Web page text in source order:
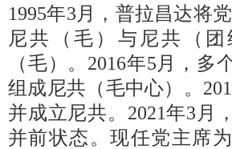
1995年3月，普拉昌达将
尼共（毛）与尼共（
（毛）。2016年5月，
组成尼共（毛中心）。
并成立尼共。2021年3月
并前状态。现任党主席